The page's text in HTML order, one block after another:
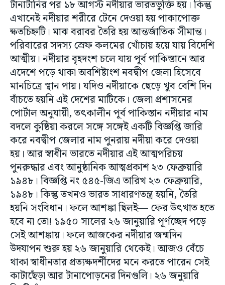
টানাটানির পর ১৮ আগস্ট নদীয়ার ভারতভুক্তি হয়। কিন্তু
এখানেই নদীয়ার শরীরে টেনে দেওয়া হয় পাকাপোক্ত
ক্ষতচিহ্নটি। মাঝ বরাবর তৈরি হয় আন্তর্জাতিক সীমান্ত।
পরিবারের সদস্য স্রেফ কলমের খোঁচায় হয়ে যায় বিদেশি
আত্মীয়। নদীয়ার বৃহদংশ চলে যায় পূর্ব পাকিস্তানে আর
এদেশে পড়ে থাকা অবশিষ্টাংশ নবদ্বীপ জেলা হিসেবে
মানচিত্রে স্থান পায়। যদিও নদীয়াকে ছেড়ে খুব বেশি দিন
বাঁচতে হয়নি এই দেশের মাটিকে। জেলা প্রশাসনের
পোর্টাল অনুযায়ী, তৎকালীন পূর্ব পাকিস্তান নদীয়ার নাম
বদলে কুষ্ঠিয়া করলে সঙ্গে সঙ্গেই একটি বিজ্ঞপ্তি জারি
করে নবদ্বীপ জেলার নাম পুনরায় নদীয়া করে দেওয়া
হয়। আর স্বাধীন ভারতে নদীয়ার এই আত্মপরিচয়
পুনরুদ্ধার এবং আনুষ্ঠানিক আত্মপ্রকাশ ২৩ ফেব্রুয়ারি
১৯৪৮। বিজ্ঞপ্তি নং ৫৪৫-জিএ তারিখ ২৩ ফেব্রুয়ারি,
১৯৪৮। কিন্তু তখনও ভারত সাধারণতন্ত্র হয়নি, তৈরি
হয়নি সংবিধান। ফলে আশঙ্কা ছিলই— ফের উৎখাত হতে
হবে না তো! ১৯৫০ সালের ২৬ জানুয়ারি পূর্ণচ্ছেদ পড়ে
সেই আশঙ্কায়। ফলে আজকের নদীয়ার জন্মদিন
উদযাপন শুরু হয় ২৬ জানুয়ারি থেকেই। আজও বেঁচে
থাকা স্বাধীনতার প্রত্যক্ষদর্শীদের মনে করতে পারেন সেই
কাটাছেঁড়া আর টানাপোড়নের দিনগুলি। ২৬ জনুয়ারি